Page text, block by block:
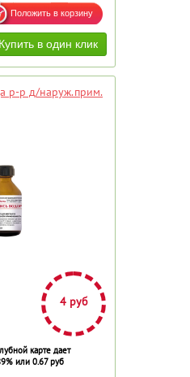
р-р д/наруж.прим.
4 руб
карте дает
или 0.67 руб